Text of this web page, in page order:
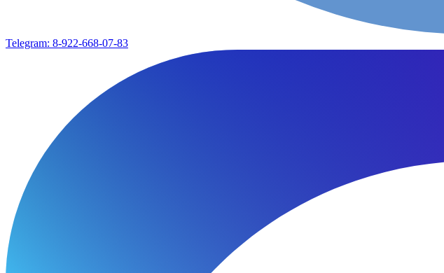
Telegram: 8-922-668-07-83